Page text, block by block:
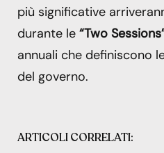
più significative
durante le “Two
annuali che definiscono
del governo.
ARTICOLI CORRELATI: